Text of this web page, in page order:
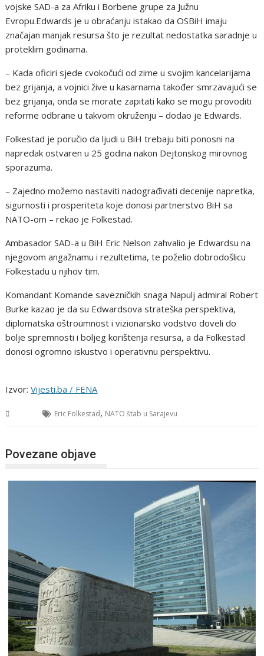
vojske SAD-a za Afriku i Borbene grupe za Južnu
Evropu.Edwards je u obraćanju istakao da OSBiH imaju
značajan manjak resursa što je rezultat nedostatka saradnje u
proteklim godinama.
– Kada oficiri sjede cvokočući od zime u svojim kancelarijama
bez grijanja, a vojnici žive u kasarnama također smrzavajući se
bez grijanja, onda se morate zapitati kako se mogu provoditi
reforme odbrane u takvom okruženju – dodao je Edwards.
Folkestad je poručio da ljudi u BiH trebaju biti ponosni na
napredak ostvaren u 25 godina nakon Dejtonskog mirovnog
sporazuma.
– Zajedno možemo nastaviti nadograđivati decenije napretka,
sigurnosti i prosperiteta koje donosi partnerstvo BiH sa
NATO-om – rekao je Folkestad.
Ambasador SAD-a u BiH Eric Nelson zahvalio je Edwardsu na
njegovom angažnamu i rezultetima, te poželio dobrodošlicu
Folkestadu u njihov tim.
Komandant Komande savezničkih snaga Napulj admiral Robert
Burke kazao je da su Edwardsova strateška perspektiva,
diplomatska oštroumnost i vizionarsko vodstvo doveli do
bolje spremnosti i boljeg korištenja resursa, a da Folkestad
donosi ogromno iskustvo i operativnu perspektivu.
Izvor:Vijesti.ba / FENA
Eric Folkestad, NATO štab u Sarajevu
Povezane objave